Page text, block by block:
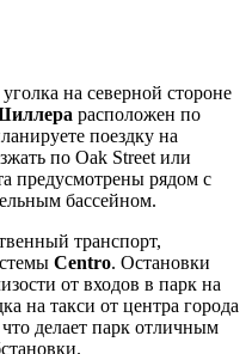
на северной стороне
расположен по
поездку на
по Oak Street или
предусмотрены рядом с
бассейном.
транспорт,
Centro. Остановки
от входов в парк на
на такси от центра города
что делает парк отличным